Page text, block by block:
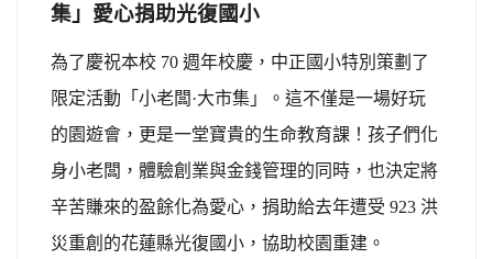
集」愛心捐助光復國小
為了慶祝本校 70 週年校慶，中正國小特別策劃了
限定活動「小老闆·大市集」。這不僅是一場好玩
的園遊會，更是一堂寶貴的生命教育課！孩子們化
身小老闆，體驗創業與金錢管理的同時，也決定將
辛苦賺來的盈餘化為愛心，捐助給去年遭受 923 洪
災重創的花蓮縣光復國小，協助校園重建。